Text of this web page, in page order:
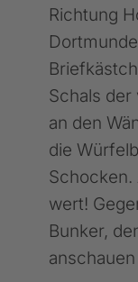
Richtung
Schals
an den
die
Schocken.
wert!
Bunker,